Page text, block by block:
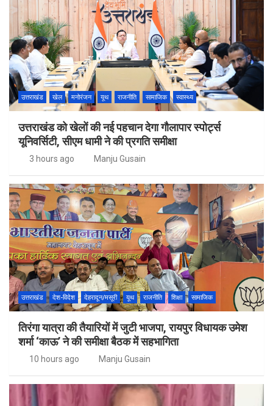
उत्तराखंड खेल मनोरंजन यूथ राजनीति सामाजिक स्वास्थ्य
उत्तराखंड को खेलों की नई पहचान देगा गौलापार स्पोर्ट्स
यूनिवर्सिटी, सीएम धामी ने की प्रगति समीक्षा
3 hours ago Manju Gusain
उत्तराखंड देश-विदेश देहरादून/मसूरी यूथ राजनीति शिक्षा सामाजिक
तिरंगा यात्रा की तैयारियों में जुटी भाजपा, रायपुर विधायक उमेश
शर्मा ‘काऊ’ ने की समीक्षा बैठक में सहभागिता
10 hours ago Manju Gusain